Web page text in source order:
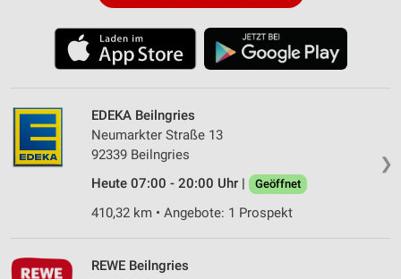
❯
EDEKA Beilngries
Neumarkter Straße 13
92339 Beilngries
Heute 07:00 - 20:00 Uhr |
Geöffnet
410,32 km • Angebote: 1 Prospekt
REWE Beilngries